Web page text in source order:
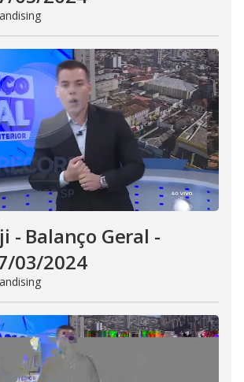
- Balanço Geral -
03/2024